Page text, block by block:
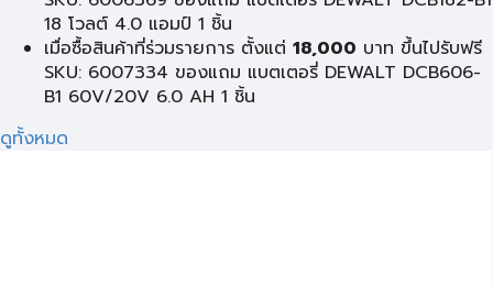
18 โวลต์ 4.0 แอมป์ 1 ชิ้น
เมื่อซื้อสินค้าที่ร่วมรายการ ตั้งแต่ 18,000 บาท ขึ้นไปรับฟรี
SKU: 6007334 ของแถม แบตเตอรี่ DEWALT DCB606-
B1 60V/20V 6.0 AH 1 ชิ้น
ดูทั้งหมด